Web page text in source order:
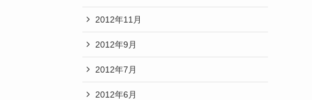
2012年11月
2012年9月
2012年7月
2012年6月